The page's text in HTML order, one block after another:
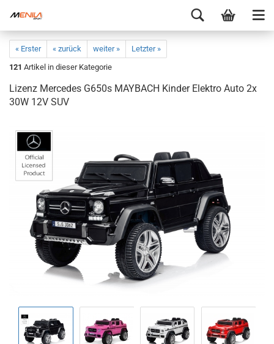
« Erster « zurück weiter »
Letzter »
121 Artikel in dieser Kategorie
Lizenz Mercedes G650s MAYBACH Kinder Elektro Auto 2x
30W 12V SUV